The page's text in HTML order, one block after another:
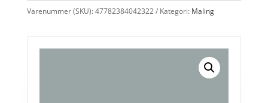
Varenummer (SKU):47782384042322 Kategori: Maling